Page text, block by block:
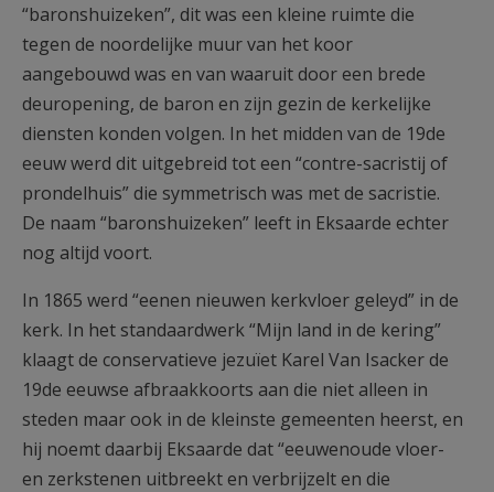
“baronshuizeken”, dit was een kleine ruimte die
tegen de noordelijke muur van het koor
aangebouwd was en van waaruit door een brede
deuropening, de baron en zijn gezin de kerkelijke
diensten konden volgen. In het midden van de 19de
eeuw werd dit uitgebreid tot een “contre-sacristij of
prondelhuis” die symmetrisch was met de sacristie.
De naam “baronshuizeken” leeft in Eksaarde echter
nog altijd voort.
In 1865 werd “eenen nieuwen kerkvloer geleyd” in de
kerk. In het standaardwerk “Mijn land in de kering”
klaagt de conservatieve jezuïet Karel Van Isacker de
19de eeuwse afbraakkoorts aan die niet alleen in
steden maar ook in de kleinste gemeenten heerst, en
hij noemt daarbij Eksaarde dat “eeuwenoude vloer-
en zerkstenen uitbreekt en verbrijzelt en die